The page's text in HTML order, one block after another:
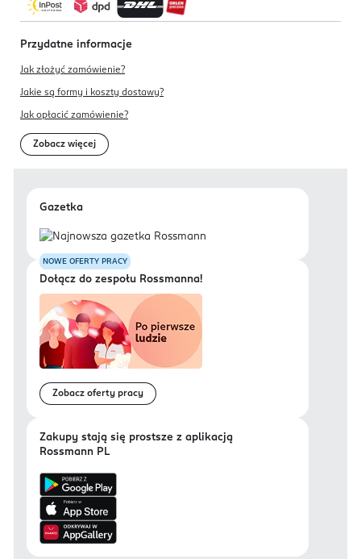
Przydatne informacje
Jak złożyć zamówienie?
Jakie są formy i koszty dostawy?
Jak opłacić zamówienie?
Zobacz więcej
Gazetka
NOWE OFERTY PRACY
Dołącz do zespołu Rossmanna!
Zobacz oferty pracy
Zakupy stają się prostsze z aplikacją
Rossmann PL